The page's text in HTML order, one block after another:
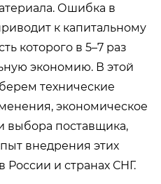
Ошибка в
к капитальному
которого в 5–7 раз
экономию. В этой
технические
экономическое
выбора поставщика,
внедрения этих
России и странах СНГ.